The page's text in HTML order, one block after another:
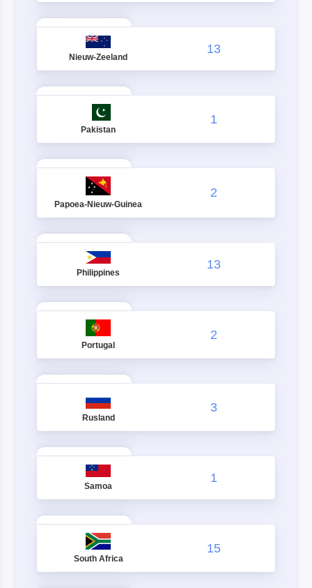
Nieuw-Zeeland
13
Pakistan
1
Papoea-Nieuw-Guinea
2
Philippines
13
Portugal
2
Rusland
3
Samoa
1
South Africa
15